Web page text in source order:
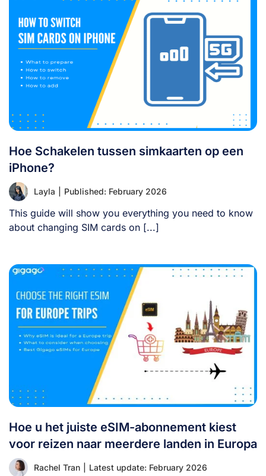
Hoe Schakelen tussen simkaarten op een
iPhone?
Layla Published: February 2026
This guide will show you everything you need to know
about changing SIM cards on [...]
Hoe u het juiste eSIM-abonnement kiest
voor reizen naar meerdere landen in Europa
Rachel Tran Latest update: February 2026